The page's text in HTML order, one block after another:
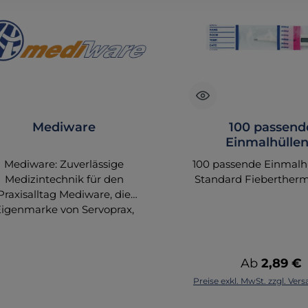
Mediware
Mediware: Zuverlässige
Medizintechnik für den
Mediware, die
von Servoprax,
100
Schutzhüllen für
100 passende
Standard
Regulärer
Ab 2,89 €
Preise exkl. MwSt. zzgl.